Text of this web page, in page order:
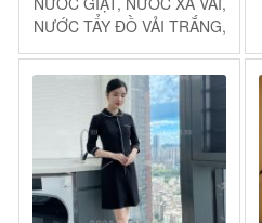
NƯỚC TẨY ĐỒ VẢI TRẮNG,
ĐỒ VẢI MÀU